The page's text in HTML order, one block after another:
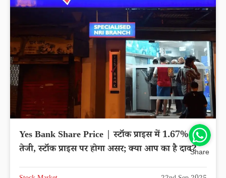
Yes Bank Share Price | स्टॉक प्राइस में 1.67% की
तेजी, स्टॉक प्राइस पर होगा असर; क्या आप का है दाव?Share